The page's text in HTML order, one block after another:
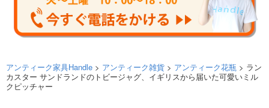
アンティーク家具Handle > アンティーク雑貨 > アンティーク花瓶 > ラン
カスター サンドランドのトビージャグ、イギリスから届いた可愛いミル
クピッチャー